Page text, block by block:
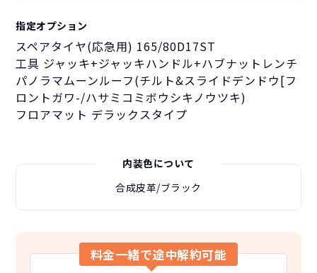
指定オプション
スペアタイヤ(応急用) 165/80D17ST
工具 ジャッキ+ジャッキハンドル+ハブナットレンチ
パノラマムーンルーフ(チルト&スライドデンドウ[フ
ロントガワ-/ハサミコミボウシキノウツキ)
フロアマット デラックスタイプ
内装色について
合成皮革/ブラック
料金一緒で途中解約可能